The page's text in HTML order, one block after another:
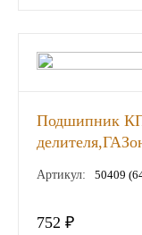
Материалы для
Свечи
Лампы
Инструмент
Подшипник
Артикул: 50409
752 ₽